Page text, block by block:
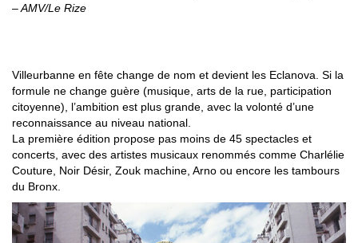
– AMV/Le Rize
Villeurbanne en fête change de nom et devient les Eclanova. Si la
formule ne change guère (musique, arts de la rue, participation
citoyenne), l’ambition est plus grande, avec la volonté d’une
reconnaissance au niveau national.
La première édition propose pas moins de 45 spectacles et
concerts, avec des artistes musicaux renommés comme Charlélie
Couture, Noir Désir, Zouk machine, Arno ou encore les tambours
du Bronx.